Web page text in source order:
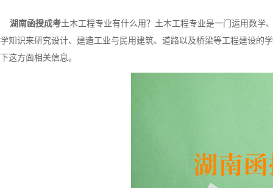
湖南函授成考土木工程专业有什么用？土木工程专业是一门运用数学
学知识来研究设计、建造工业与民用建筑、道路以及桥梁等工程建设的
下这方面相关信息。